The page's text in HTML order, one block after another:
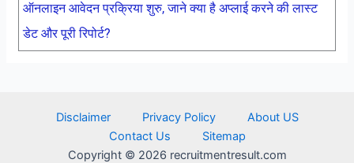
ऑनलाइन आवेदन प्रक्रिया शुरु, जाने क्या है अप्लाई करने की लास्ट
डेट और पूरी रिपोर्ट?
Disclaimer Privacy Policy
About US
Contact Us
Sitemap
Copyright © 2026 recruitmentresult.com